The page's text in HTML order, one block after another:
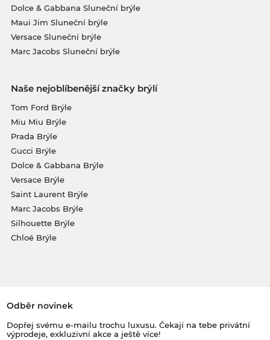
Dolce & Gabbana Sluneční brýle
Maui Jim Sluneční brýle
Versace Sluneční brýle
Marc Jacobs Sluneční brýle
Naše nejoblíbenější značky brýlí
Tom Ford Brýle
Miu Miu Brýle
Prada Brýle
Gucci Brýle
Dolce & Gabbana Brýle
Versace Brýle
Saint Laurent Brýle
Marc Jacobs Brýle
Silhouette Brýle
Chloé Brýle
Odběr novinek
Dopřej svému e-mailu trochu luxusu. Čekají na tebe privátní
výprodeje, exkluzivní akce a ještě více!